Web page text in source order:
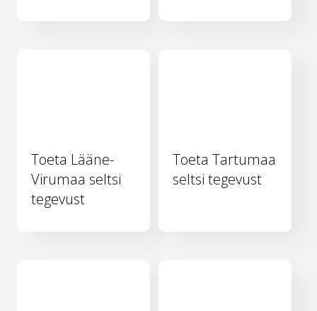
Toeta Lääne-
Virumaa seltsi
tegevust
Toeta Tartumaa
seltsi tegevust